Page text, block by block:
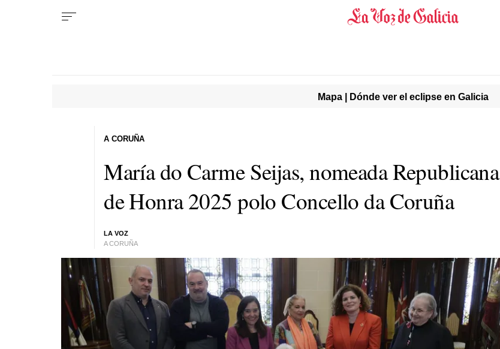
Mapa | Dónde ver el eclipse en Galicia
María do Carme Seijas, nomeada Republicana
de Honra 2025 polo Concello da Coruña
LA VOZ
A CORUÑA
A CORUÑA